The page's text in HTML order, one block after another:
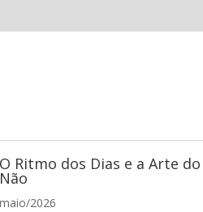
O Ritmo dos Dias e a Arte do
Não
maio/2026